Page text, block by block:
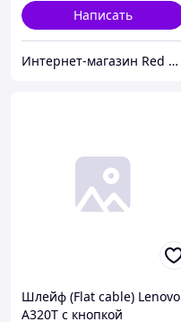
Написать
Интернет-магазин Red Storm
Шлейф (Flat cable) Lenovo
A320T с кнопкой